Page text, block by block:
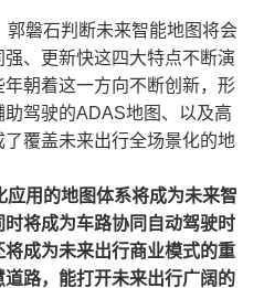
郭磐石判断未来智能地图将会
、更新快这四大特点不断演
朝着这一方向不断创新，形
驾驶的ADAS地图、以及高
覆盖未来出行全场景化的地
应用的地图体系将成为未来智
将成为车路协同自动驾驶时
成为未来出行商业模式的重
路，能打开未来出行广阔的